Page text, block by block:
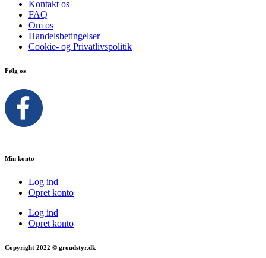
Kontakt os
FAQ
Om os
Handelsbetingelser
Cookie- og Privatlivspolitik
Følg os
Min konto
Log ind
Opret konto
Log ind
Opret konto
Copyright 2022 © groudstyr.dk